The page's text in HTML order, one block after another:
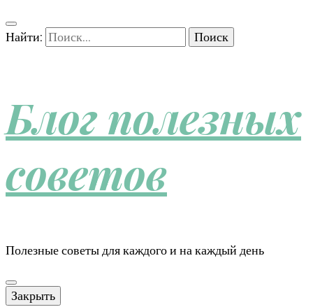
Найти:
Блог полезных
советов
Полезные советы для каждого и на каждый день
Закрыть